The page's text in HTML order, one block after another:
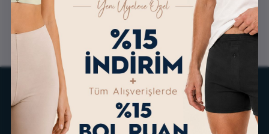
KOLAY İADE & DEĞİŞİM
ALTERNATİF ÖDEME
İMKANLARI